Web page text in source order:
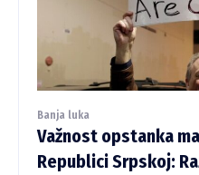
Banja luka
Važnost opstanka
Republici Srpskoj: